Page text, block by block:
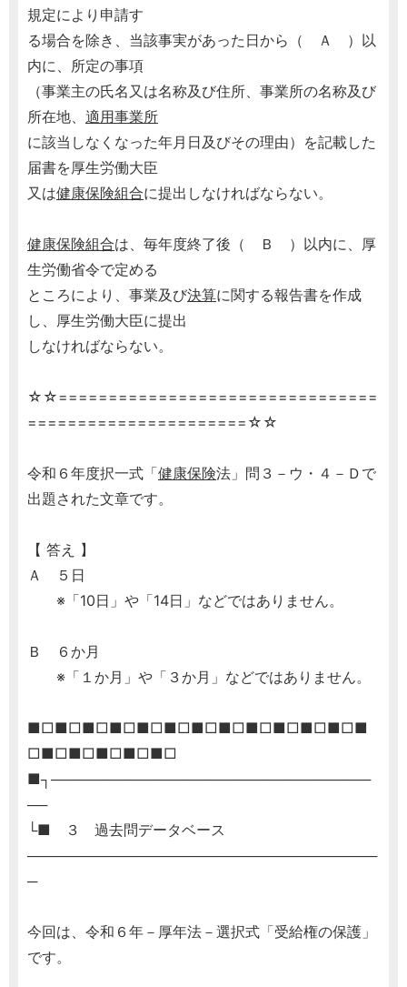
規定により申請す
る場合を除き、当該事実があった日から（ Ａ ）以
内に、所定の事項
（事業主の氏名又は名称及び住所、事業所の名称及び
所在地、 適用事業所
に該当しなくなった年月日及びその理由）を記載した
届書を厚生労働大臣
又は健康保険組合に提出しなければならない。
健康保険組合は、毎年度終了後（ Ｂ ）以内に、厚
生労働省令で定める
ところにより、事業及び決算に関する報告書を作成
し、厚生労働大臣に提出
しなければならない。
☆☆================================
======================☆☆
令和６年度択一式「健康保険法」問３－ウ・４－Ｄで
出題された文章です。
【 答え 】
Ａ ５日
※「10日」や「14日」などではありません。
Ｂ ６か月
※「１か月」や「３か月」などではありません。
■□■□■□■□■□■□■□■□■□■□■□■□■
□■□■□■□■□■□
■┐────────────────────────────────
──
└■ ３ 過去問データベース
───────────────────────────────────
─
今回は、令和６年－厚年法－選択式「受給権の保護」
です。